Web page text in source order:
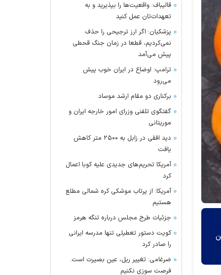
قالیباف: واقعیت‌ها را بپذیرید و به
تعهدات‌تان عمل کنید
پزشکیان: اگر ارز ترجیحی را حذف
نمی‌کردیم، قطعا در زمان جنگ قحطی
پیش می‌آمد
ترامپ: اوضاع در ایران خوب پیش
می‌رود
برکناری دو مقام ارشد موساد
گفتگوی تلفنی وزرای امور خارجه ایران و
موریتانی
دید افقی در زابل به ۲۵۰۰ متر کاهش
یافت
آمریکا تحریم‌های جدیدی علیه کوبا اعمال
کرد
آمریکا: از پرتاب موشکی کره شمالی مطلع
هستیم
جزئیات طرح مجلس درباره تنگه هرمز
کویت دستور تعطیلی تنها مدرسه ایرانی
را صادر کرد
ضرغامی: تغییر ریل، عین بصیرت است.
فرصت سوزی نکنیم